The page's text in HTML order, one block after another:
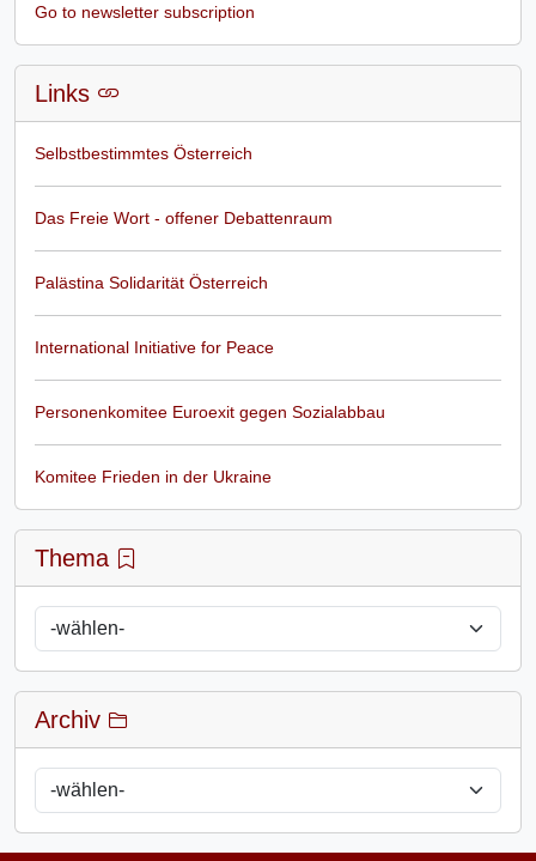
Go to newsletter subscription
Links
Selbstbestimmtes Österreich
Das Freie Wort - offener Debattenraum
Palästina Solidarität Österreich
International Initiative for Peace
Personenkomitee Euroexit gegen Sozialabbau
Komitee Frieden in der Ukraine
Thema
Archiv